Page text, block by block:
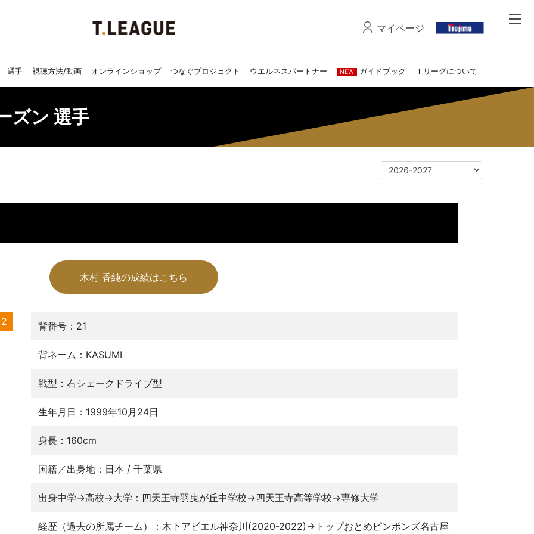
マイページ
選手 視聴方法/動画 オンラインショップ つなぐプロジェクト ウエルネスパートナー NEW ガイドブック Ｔリーグについて
ズン 選手
木村 香純の成績はこちら
背番号：21
背ネーム：KASUMI
戦型：右シェークドライブ型
生年月日：1999年10月24日
身長：160cm
国籍／出身地：日本 / 千葉県
出身中学→高校→大学：四天王寺羽曳が丘中学校→四天王寺高等学校→専修大学
経歴（過去の所属チーム）：木下アビエル神奈川(2020-2022)→トップおとめピンポンズ名古屋